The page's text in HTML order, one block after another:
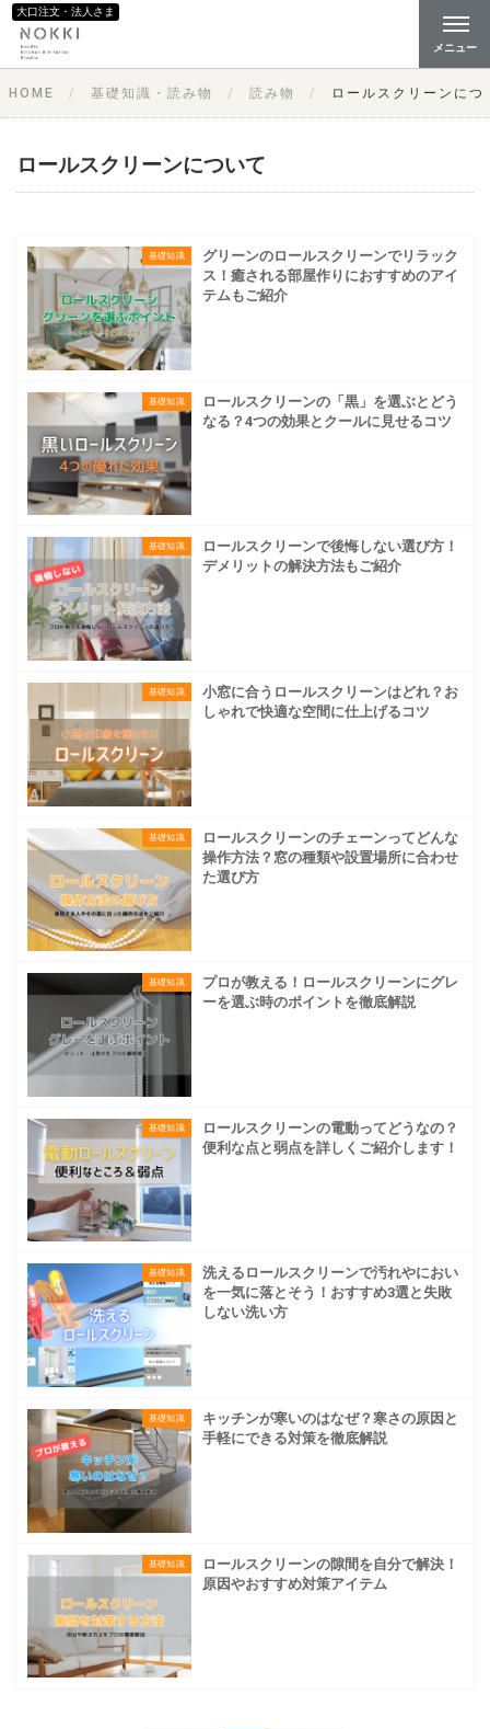
大口注文・法人さま
メニュー
HOME 基礎知識・読み物 読み物 ロールスクリーンにつ
ロールスクリーンについて
基礎知識
グリーンのロールスクリーンでリラック
ス！癒される部屋作りにおすすめのアイ
テムもご紹介
基礎知識
ロールスクリーンの「黒」を選ぶとどう
なる？4つの効果とクールに見せるコツ
基礎知識
ロールスクリーンで後悔しない選び方！
デメリットの解決方法もご紹介
基礎知識
小窓に合うロールスクリーンはどれ？お
しゃれで快適な空間に仕上げるコツ
基礎知識
ロールスクリーンのチェーンってどんな
操作方法？窓の種類や設置場所に合わせ
た選び方
基礎知識
プロが教える！ロールスクリーンにグレ
ーを選ぶ時のポイントを徹底解説
基礎知識
ロールスクリーンの電動ってどうなの？
便利な点と弱点を詳しくご紹介します！
基礎知識
洗えるロールスクリーンで汚れやにおい
を一気に落とそう！おすすめ3選と失敗
しない洗い方
基礎知識
キッチンが寒いのはなぜ？寒さの原因と
手軽にできる対策を徹底解説
基礎知識
ロールスクリーンの隙間を自分で解決！
原因やおすすめ対策アイテム